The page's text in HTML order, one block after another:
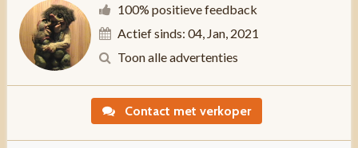
100% positieve feedback
Actief sinds: 04, Jan, 2021
Toon alle advertenties
Contact met verkoper